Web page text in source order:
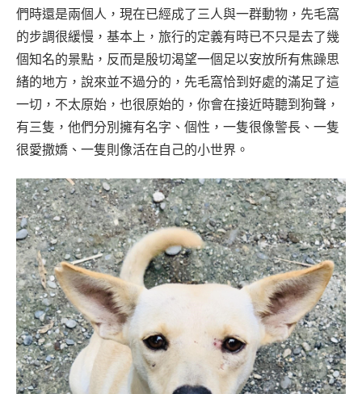
們時還是兩個人，現在已經成了三人與一群動物，先毛窩
的步調很緩慢，基本上，旅行的定義有時已不只是去了幾
個知名的景點，反而是殷切渴望一個足以安放所有焦躁思
緒的地方，說來並不過分的，先毛窩恰到好處的滿足了這
一切，不太原始，也很原始的，你會在接近時聽到狗聲，
有三隻，他們分別擁有名字、個性，一隻很像警長、一隻
很愛撒嬌、一隻則像活在自己的小世界。